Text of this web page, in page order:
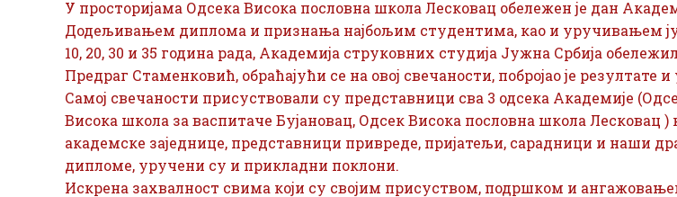
У просторијама Одсека Висока пословна школа Лесковац обележен је дан
Додељивањем диплома и признања најбољим студентима, као и уручивањем
10, 20, 30 и 35 година рада, Академија струковних студија Јужна Србија
Предраг Стаменковић, обраћајући се на овој свечаности, побројао је резултате
Самој свечаности присуствовали су представници сва 3 одсека Академије
Висока школа за васпитаче Бујановац, Одсек Висока пословна школа
академске заједнице, представници привреде, пријатељи, сарадници и наши
дипломе, уручени су и прикладни поклони.
Искрена захвалност свима који су својим присуством, подршком и